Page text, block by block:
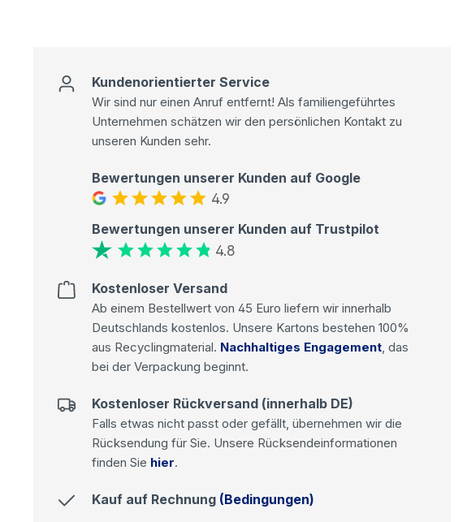
Kundenorientierter Service
Wir sind nur einen Anruf entfernt! Als familiengeführtes
Unternehmen schätzen wir den persönlichen Kontakt zu
unseren Kunden sehr.
Bewertungen unserer Kunden auf Google
4.9
Bewertungen unserer Kunden auf Trustpilot
4.8
Kostenloser Versand
Ab einem Bestellwert von 45 Euro liefern wir innerhalb
Deutschlands kostenlos. Unsere Kartons bestehen 100%
aus Recyclingmaterial. Nachhaltiges Engagement, das
bei der Verpackung beginnt.
Kostenloser Rückversand (innerhalb DE)
Falls etwas nicht passt oder gefällt, übernehmen wir die
Rücksendung für Sie. Unsere Rücksendeinformationen
finden Sie hier.
Kauf auf Rechnung (Bedingungen)